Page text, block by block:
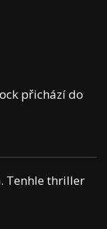
přichází do
Tenhle thriller